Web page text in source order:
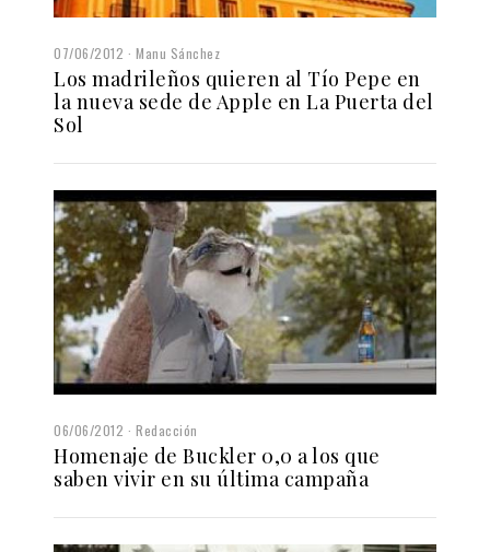
07/06/2012 Manu Sánchez
Los madrileños quieren al Tío Pepe en
la nueva sede de Apple en La Puerta del
Sol
06/06/2012 Redacción
Homenaje de Buckler 0,0 a los que
saben vivir en su última campaña